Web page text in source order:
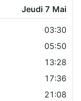
Jeudi 7 Mai
03:30
05:50
13:28
17:36
21:08